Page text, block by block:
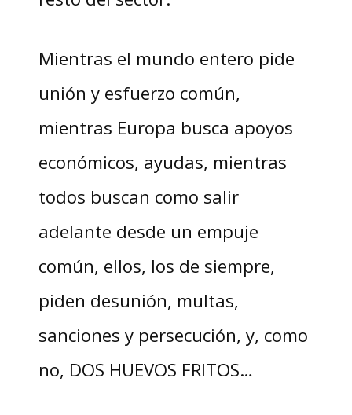
Mientras el mundo entero pide
unión y esfuerzo común,
mientras Europa busca apoyos
económicos, ayudas, mientras
todos buscan como salir
adelante desde un empuje
común, ellos, los de siempre,
piden desunión, multas,
sanciones y persecución, y, como
no, DOS HUEVOS FRITOS…